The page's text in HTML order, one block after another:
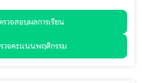
รวจสอบผลการเรียน
วจคะแนนพฤติกรรม